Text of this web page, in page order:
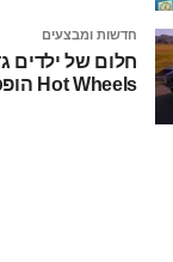
חדשות ומבצעים
חלום של ילדים
Hot Wheels הופכת לרכב אמיתי